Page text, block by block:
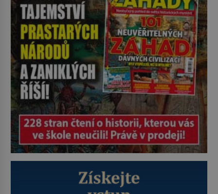
Strážníci ho dopraví zpět do
udaného bytu. Oním „kamarádem“
je ovšem jeden z nejslavnějších
vrahů, Jeffrey Dahmer (1960–1994).
Je 27. května 1991. […]